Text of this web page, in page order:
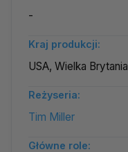
-
Kraj produkcji:
USA, Wielka Brytania
Reżyseria:
Tim Miller
Główne role: